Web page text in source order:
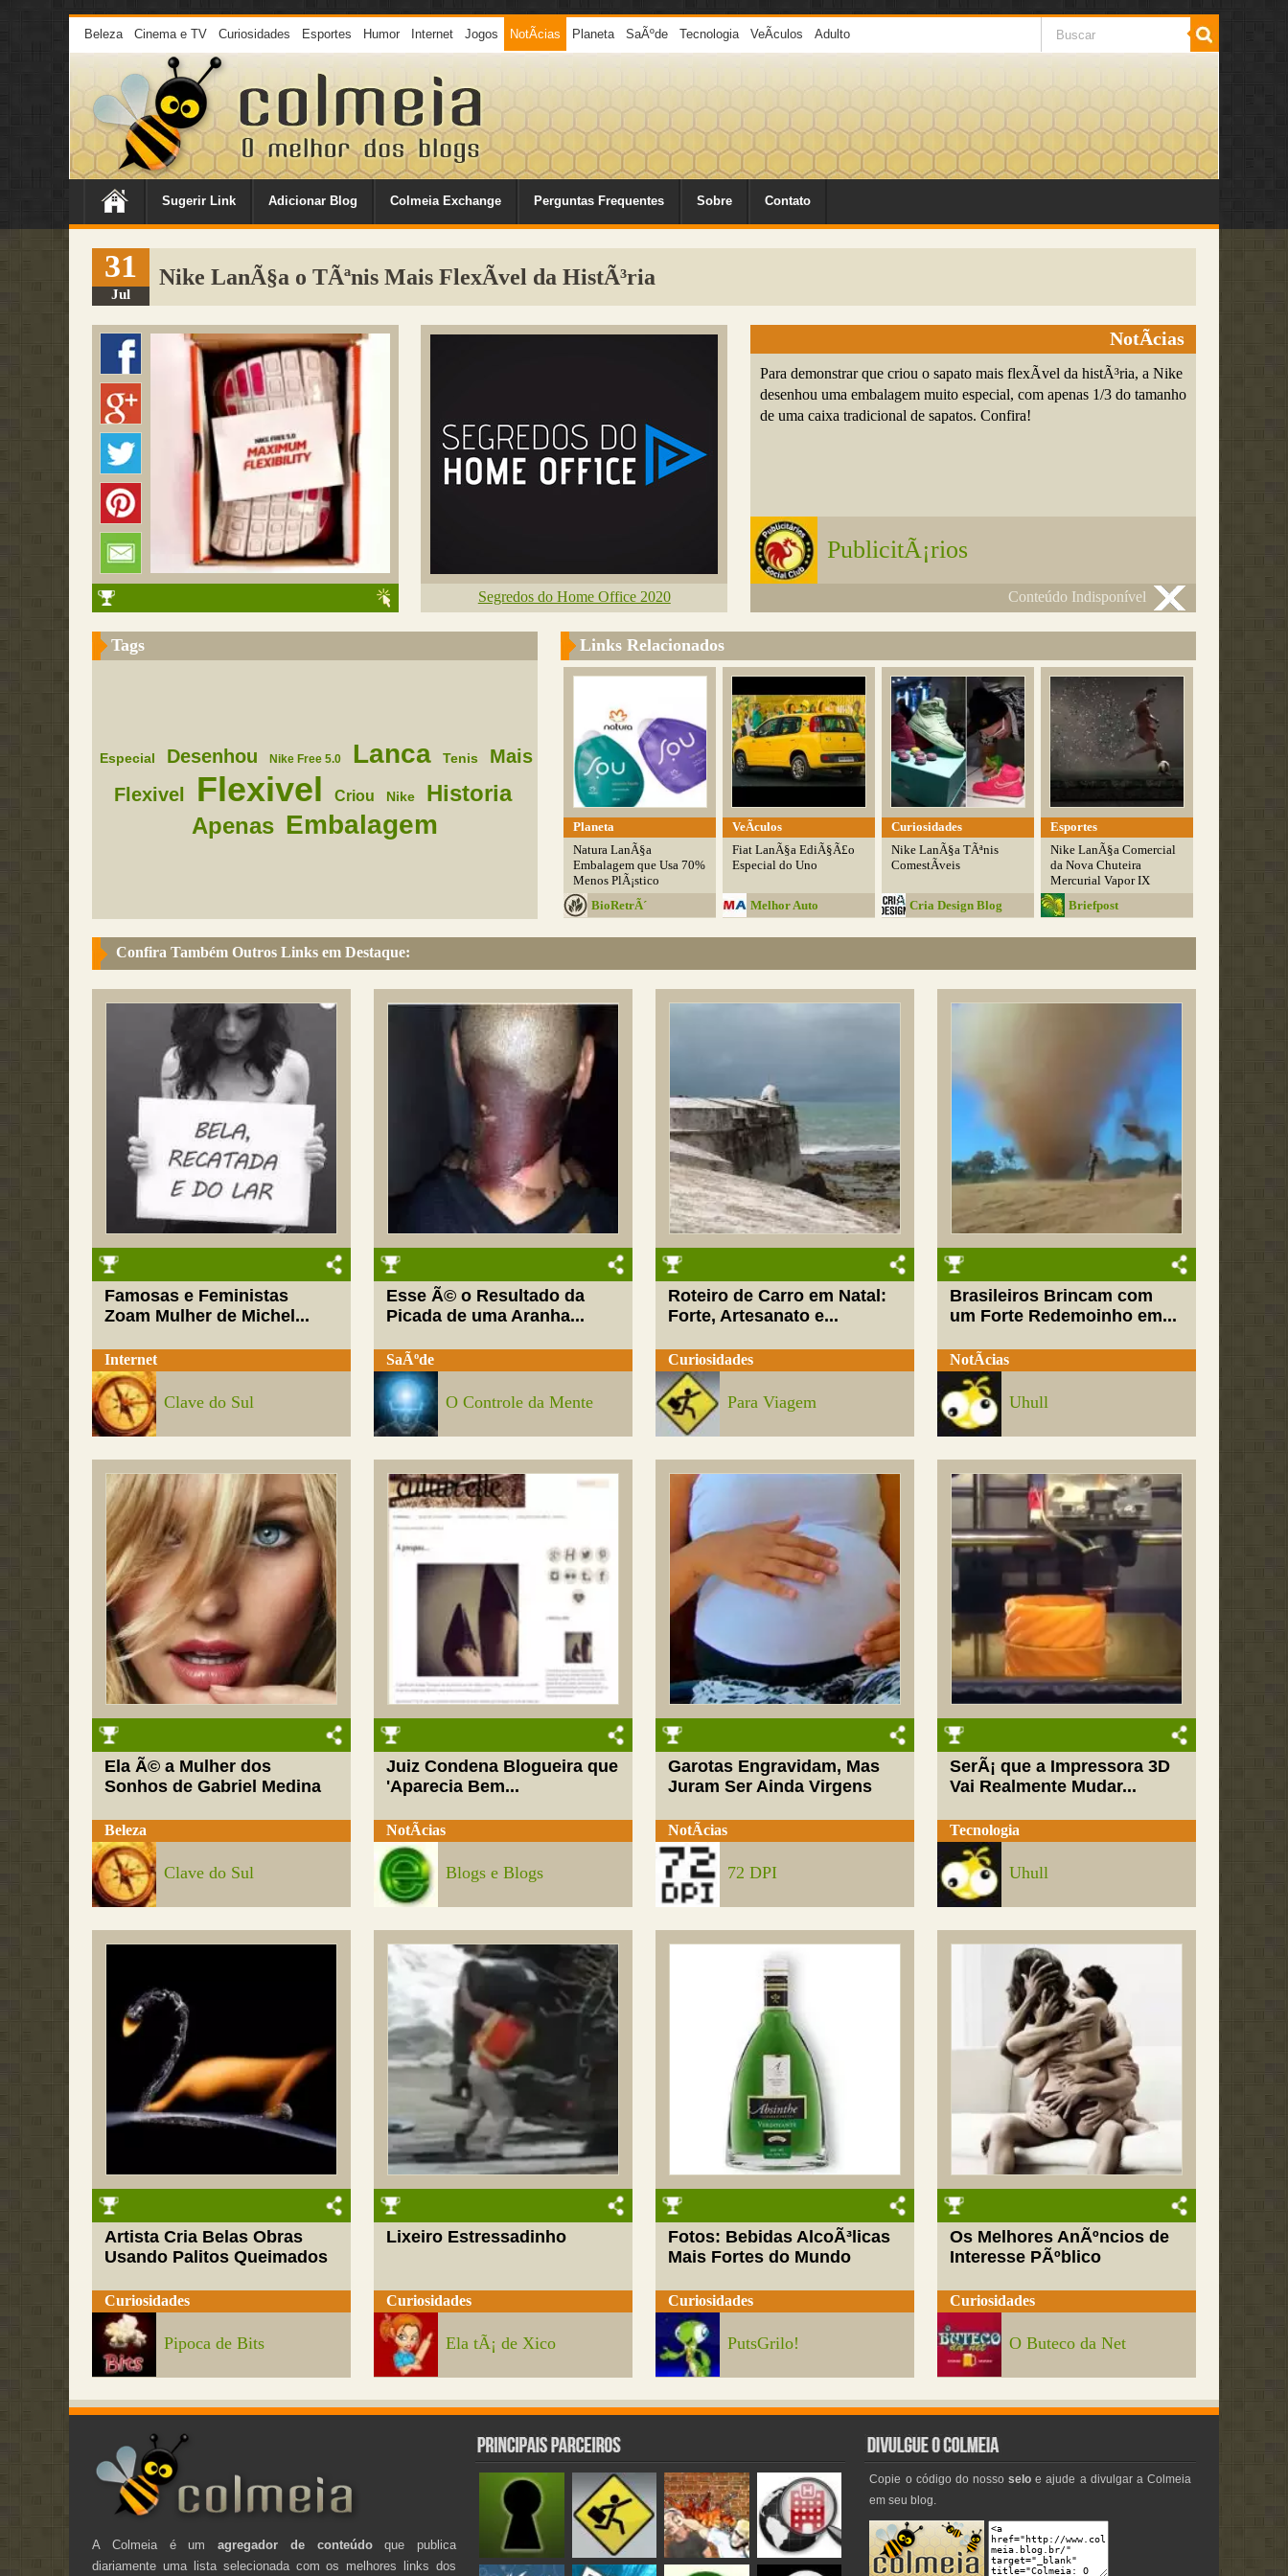
Beleza Cinema e TV Curiosidades Esportes Humor Internet Jogos NotÃ­cias Planeta SaÃºde Tecnologia VeÃ­culos Adulto
Sugerir Link Adicionar Blog Colmeia Exchange Perguntas Frequentes Sobre Contato
31
Jul
Nike LanÃ§a o TÃªnis Mais FlexÃ­vel da HistÃ³ria
Segredos do Home Office 2020
NotÃ­cias
Para demonstrar que criou o sapato mais flexÃ­vel da histÃ³ria, a Nike
desenhou uma embalagem muito especial, com apenas 1/3 do tamanho
de uma caixa tradicional de sapatos. Confira!
PublicitÃ¡rios
Conteúdo Indisponível
Tags
Especial Desenhou Nike Free 5.0 Lanca Tenis
Mais
Flexivel
Flexivel Criou Nike
Historia
Apenas Embalagem
Links Relacionados
Planeta
Natura LanÃ§a
Embalagem que Usa 70%
Menos PlÃ¡stico
BioRetrÃ´
VeÃ­culos
Fiat LanÃ§a EdiÃ§Ã£o
Especial do Uno
Melhor Auto
Curiosidades
Nike LanÃ§a TÃªnis
ComestÃ­veis
Cria Design Blog
Esportes
Nike LanÃ§a Comercial
da Nova Chuteira
Mercurial Vapor IX
Briefpost
Confira Também Outros Links em Destaque:
Famosas e Feministas
Zoam Mulher de Michel...
Internet
Clave do Sul
Esse Ã© o Resultado da
Picada de uma Aranha...
SaÃºde
O Controle da Mente
Roteiro de Carro em Natal:
Forte, Artesanato e...
Curiosidades
Para Viagem
Brasileiros Brincam com
um Forte Redemoinho em...
NotÃ­cias
Uhull
Ela Ã© a Mulher dos
Sonhos de Gabriel Medina
Beleza
Clave do Sul
Juiz Condena Blogueira que
'Aparecia Bem...
NotÃ­cias
Blogs e Blogs
Garotas Engravidam, Mas
Juram Ser Ainda Virgens
NotÃ­cias
72 DPI
SerÃ¡ que a Impressora 3D
Vai Realmente Mudar...
Tecnologia
Uhull
Artista Cria Belas Obras
Usando Palitos Queimados
Curiosidades
Pipoca de Bits
Lixeiro Estressadinho
Curiosidades
Ela tÃ¡ de Xico
Fotos: Bebidas AlcoÃ³licas
Mais Fortes do Mundo
Curiosidades
PutsGrilo!
Os Melhores AnÃºncios de
Interesse PÃºblico
Curiosidades
O Buteco da Net
A Colmeia é umagregador de conteúdoque publica
diariamente uma lista selecionada com os melhores links dos
Copie o código do nossoselo e ajude a divulgar a Colmeia
em seu blog.